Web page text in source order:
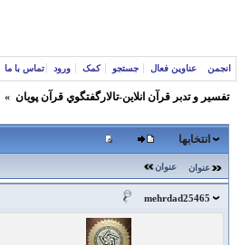
انجمن عناوین فعال جستجو کمک ورود تماس با ما
تفسير و‌ تدبر قرآن انلاين-تالارگفتگوي قرآن پویان »
انتخابها
عنوان عنوان
mehrdad25465